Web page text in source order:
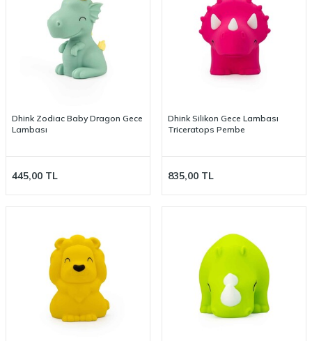
Dhink Zodiac Baby Dragon Gece
Lambası
445,00 TL
Dhink Silikon Gece Lambası
Triceratops Pembe
835,00 TL